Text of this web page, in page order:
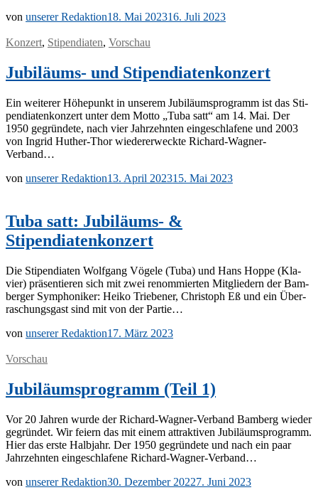
von unserer Redaktion18. Mai 202316. Juli 2023
Konzert, Stipendiaten, Vorschau
Jubiläums- und Stipendiatenkonzert
Ein wei­te­rer Hö­he­punkt in un­se­rem Ju­bi­lä­ums­pro­gramm ist das Sti­
pen­dia­ten­kon­zert un­ter dem Mot­to „Tuba satt“ am 14. Mai. Der
1950 ge­grün­de­te, nach vier Jahr­zehn­ten ein­ge­schla­fe­ne und 2003
von In­grid Hu­t­her-Thor wie­der­erweck­te Richard-Wagner-
Verband…
von unserer Redaktion13. April 202315. Mai 2023
Tuba satt: Jubiläums- &
Stipendiatenkonzert
Die Sti­pen­dia­ten Wolf­gang Vö­ge­le (Tuba) und Hans Hop­pe (Kla­
vier) prä­sen­tie­ren sich mit zwei re­nom­mier­ten Mit­glie­dern der Bam­
ber­ger Sym­pho­ni­ker: Hei­ko Trie­be­ner, Chris­toph Eß und ein Über­
ra­schungs­gast sind mit von der Partie…
von unserer Redaktion17. März 2023
Vorschau
Jubiläumsprogramm (Teil 1)
Vor 20 Jah­ren wur­de der Ri­­chard-Wa­g­­ner-Ver­­­band Bam­berg wie­der
ge­grün­det. Wir fei­ern das mit ei­nem at­trak­ti­ven Ju­bi­lä­ums­pro­gramm.
Hier das ers­te Halb­jahr. Der 1950 ge­grün­de­te und nach ein paar
Jahr­zehn­ten ein­ge­schla­fe­ne Richard-Wagner-Verband…
von unserer Redaktion30. Dezember 20227. Juni 2023